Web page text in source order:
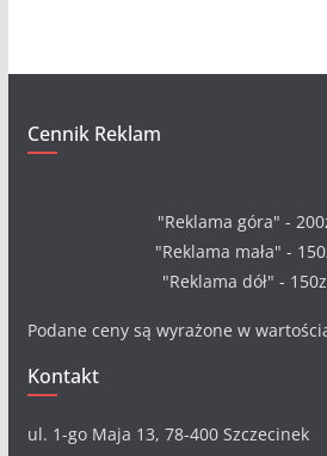
Cennik Reklam
"Reklama góra" -
"Reklama mała" -
"Reklama dół" -
Podane ceny są wyrażone w
Kontakt
ul. 1-go Maja 13, 78-400 Szczecinek